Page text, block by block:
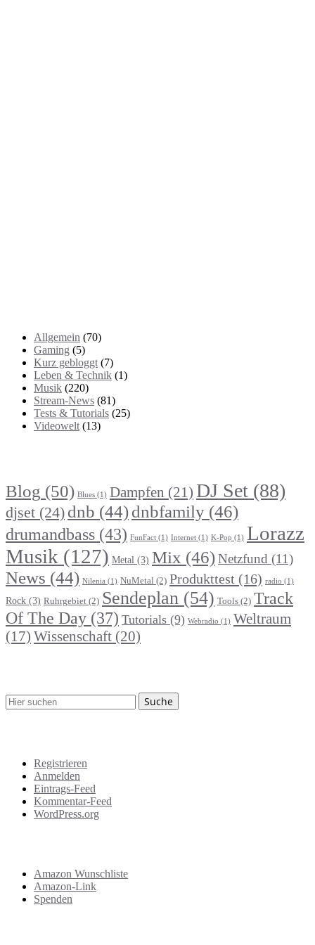
Allgemein (70)
Gaming (5)
Kurz gebloggt (7)
Leben & Technik (1)
Musik (220)
Stream-News (81)
Tests & Tutorials (25)
Videowelt (13)
Blog (50) Blues (1) Dampfen (21) DJ Set (88)
djset (24) dnb (44)dnbfamily (46)
drumandbass (43) FunFact (1) Internet (1) K-Pop (1) Lorazz
Musik (127) Metal (3) Mix (46)Netzfund (11)
News (44) Nilenia (1) NuMetal (2) Produkttest (16) radio (1)
Rock (3) Ruhrgebiet (2) Sendeplan (54) Tools (2) Track
Of The Day (37) Tutorials (9) Webradio (1) Weltraum
(17) Wissenschaft (20)
Registrieren
Anmelden
Eintrags-Feed
Kommentar-Feed
WordPress.org
Amazon Wunschliste
Amazon-Link
Spenden